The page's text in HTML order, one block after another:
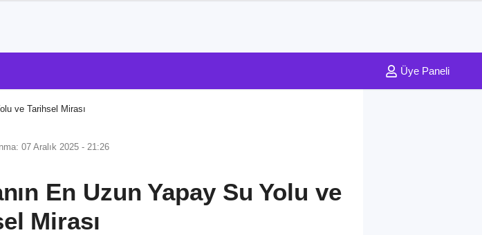
Üye Paneli
ve Tarihsel Mirası
07 Aralık 2025 - 21:26
En Uzun Yapay Su Yolu ve
Mirası